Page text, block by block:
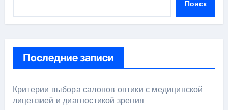
Поиск
Последние записи
Критерии выбора салонов оптики с медицинской
лицензией и диагностикой зрения